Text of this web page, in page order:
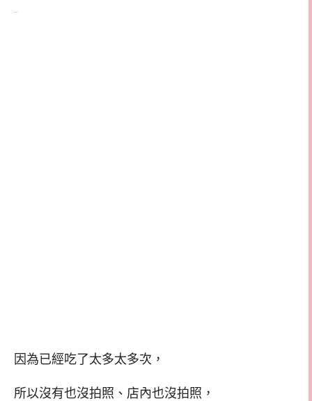
因為已經吃了太多太多次，
所以沒有也沒拍照、店內也沒拍照，